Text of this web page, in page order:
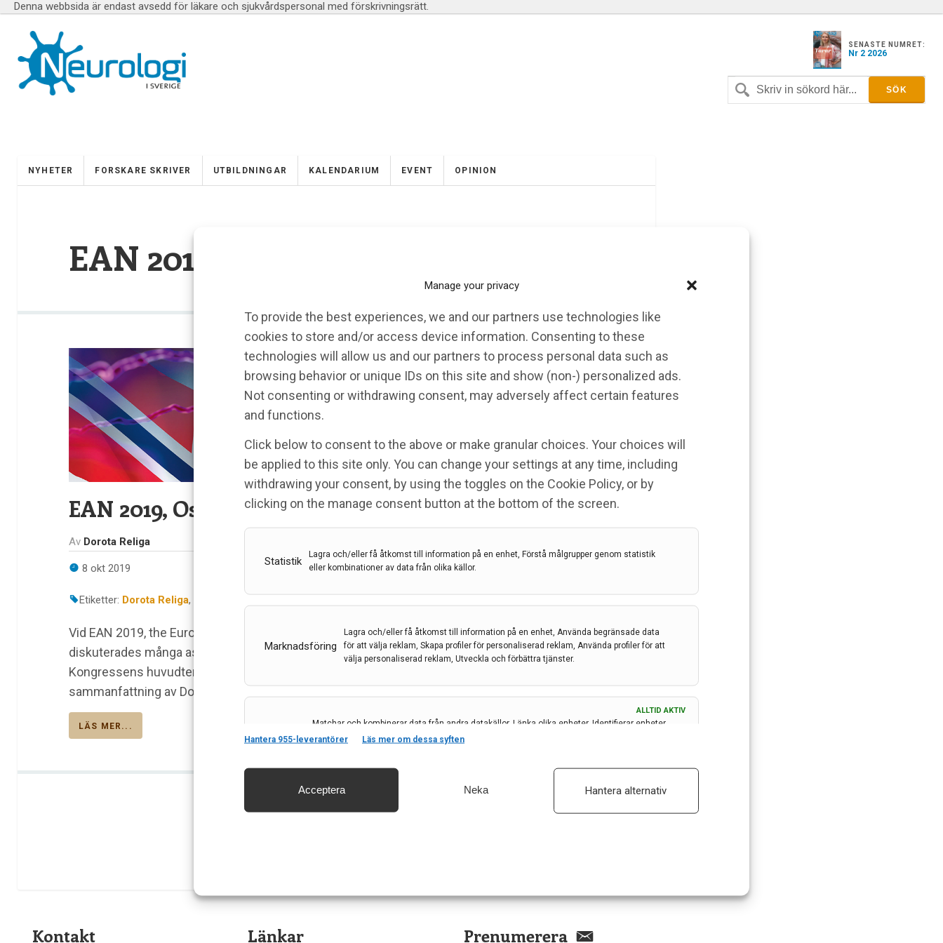
Manage your privacy
To provide the best experiences, we and our partners use technologies like
cookies to store and/or access device information. Consenting to these
technologies will allow us and our partners to process personal data such as
browsing behavior or unique IDs on this site and show (non-) personalized ads.
Not consenting or withdrawing consent, may adversely affect certain features
and functions.
Click below to consent to the above or make granular choices. Your choices will
be applied to this site only. You can change your settings at any time, including
withdrawing your consent, by using the toggles on the Cookie Policy, or by
clicking on the manage consent button at the bottom of the screen.
Statistik
Lagra och/eller få åtkomst till information på en enhet, Förstå målgrupper genom statistik
eller kombinationer av data från olika källor.
Marknadsföring
Lagra och/eller få åtkomst till information på en enhet, Använda begränsade data
för att välja reklam, Skapa profiler för personaliserad reklam, Använda profiler för att
välja personaliserad reklam, Utveckla och förbättra tjänster.
ALLTID AKTIV
Matchar och kombinerar data från andra datakällor, Länka olika enheter, Identifierar enheter
baserat på information som överförs automatiskt.
och innehåll, Spara och meddela dina integritetsval.
ALLTID AKTIV
Hantera 955-leverantörer Läs mer om dessa syften
Acceptera Neka Hantera alternativ
Denna webbsida är endast avsedd för läkare och sjukvårdspersonal med förskrivningsrätt.
SENASTE NUMRET:
Nr 2 2026
NYHETER FORSKARE SKRIVER UTBILDNINGAR KALENDARIUM EVENT OPINION
EAN 2019
EAN 2019, Oslo 30 juni-2 juli – Brains are expensive
Av Dorota Religa
8 okt 2019
Etiketter: Dorota Religa,
Vid EAN 2019, the European Academy of Neurologys femte kongress i Oslo i juni/juli,
diskuterades många aspekter som är relevanta för neurologer och andra specialister.
Kongressens huvudtema var ”Neuroinflammation – Vetenskap. Synergier. Lösningar”. Här är en
sammanfattning av Dorota Religa, överläkare, Karolinska Universitets -sjukhuset
LÄS MER...
Kontakt Länkar Prenumerera